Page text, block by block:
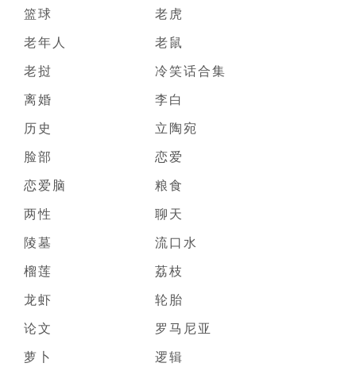
篮球
老虎
老年人
老鼠
老挝
冷笑话合集
离婚
李白
历史
立陶宛
脸部
恋爱
恋爱脑
粮食
两性
聊天
陵墓
流口水
榴莲
荔枝
龙虾
轮胎
论文
罗马尼亚
萝卜
逻辑